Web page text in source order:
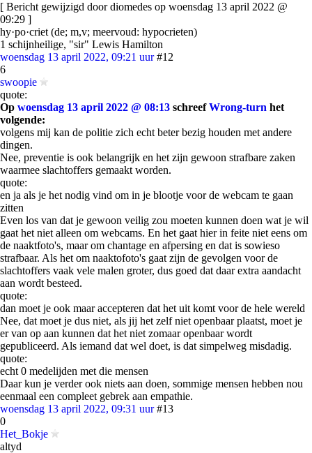
[ Bericht gewijzigd door diomedes op woensdag 13 april 2022 @
09:29 ]
hy·po·criet (de; m,v; meervoud: hypocrieten)
1 schijnheilige, "sir" Lewis Hamilton
woensdag 13 april 2022, 09:21 uur #12
6
swoopie
quote:
Op woensdag 13 april 2022 @ 08:13 schreefWrong-turn het
volgende:
volgens mij kan de politie zich echt beter bezig houden met andere
dingen.
Nee, preventie is ook belangrijk en het zijn gewoon strafbare zaken
waarmee slachtoffers gemaakt worden.
quote:
en ja als je het nodig vind om in je blootje voor de webcam te gaan
zitten
Even los van dat je gewoon veilig zou moeten kunnen doen wat je wil
gaat het niet alleen om webcams. En het gaat hier in feite niet eens om
de naaktfoto's, maar om chantage en afpersing en dat is sowieso
strafbaar. Als het om naaktofoto's gaat zijn de gevolgen voor de
slachtoffers vaak vele malen groter, dus goed dat daar extra aandacht
aan wordt besteed.
quote:
dan moet je ook maar accepteren dat het uit komt voor de hele wereld
Nee, dat moet je dus niet, als jij het zelf niet openbaar plaatst, moet je
er van op aan kunnen dat het niet zomaar openbaar wordt
gepubliceerd. Als iemand dat wel doet, is dat simpelweg misdadig.
quote:
echt 0 medelijden met die mensen
Daar kun je verder ook niets aan doen, sommige mensen hebben nou
eenmaal een compleet gebrek aan empathie.
woensdag 13 april 2022, 09:31 uur #13
0
Het_Bokje
altyd